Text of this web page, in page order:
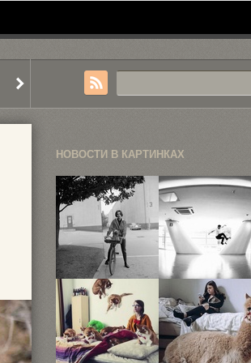
НОВОСТИ В КАРТИНКАХ
Культовые
портреты
Джеймса
Дина,
Элизабет ...
Автопортреты
бразильского
про-скейтера
Фабиано
Родригеса